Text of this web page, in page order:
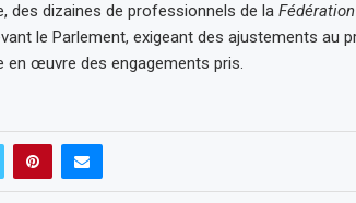
des dizaines de professionnels de la
le Parlement, exigeant des ajustements au
en œuvre des engagements pris.